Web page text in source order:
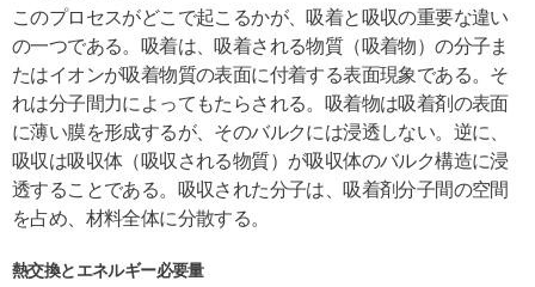
このプロセスがどこで起こるかが、吸着と吸収の重要な違い
の一つである。吸着は、吸着される物質（吸着物）の分子ま
たはイオンが吸着物質の表面に付着する表面現象である。そ
れは分子間力によってもたらされる。吸着物は吸着剤の表面
に薄い膜を形成するが、そのバルクには浸透しない。逆に、
吸収は吸収体（吸収される物質）が吸収体のバルク構造に浸
透することである。吸収された分子は、吸着剤分子間の空間
を占め、材料全体に分散する。
熱交換とエネルギー必要量